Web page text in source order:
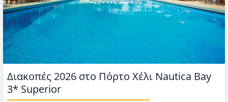
Διακοπές 2026 στο Πόρτο Χέλι Nautica Bay
3* Superior